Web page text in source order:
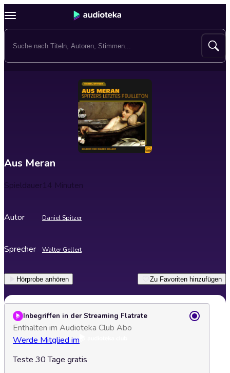
Aus Meran
Spieldauer14 Minuten
Autor Daniel Spitzer
Sprecher Walter Gellert
Hörprobe anhören Zu Favoriten hinzufügen
Inbegriffen in der Streaming Flatrate
Enthalten im Audioteka Club Abo
Werde Mitglied im
Teste 30 Tage gratis